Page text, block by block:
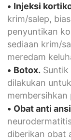
• Injeksi
krim/salep,
penyuntikan
sediaan krim/
meredam
• Botox.
dilakukan
• Obat anti
diberikan obat